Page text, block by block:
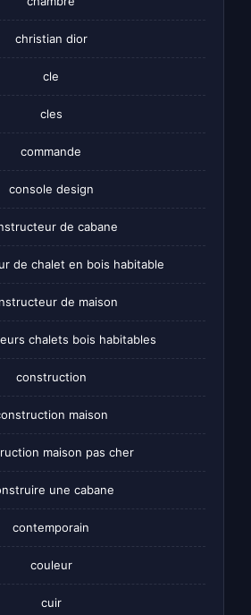
christian dior
cle
cles
commande
console design
de cabane
de chalet en bois habitable
de maison
chalets bois habitables
construction
maison
maison pas cher
une cabane
contemporain
couleur
cuir